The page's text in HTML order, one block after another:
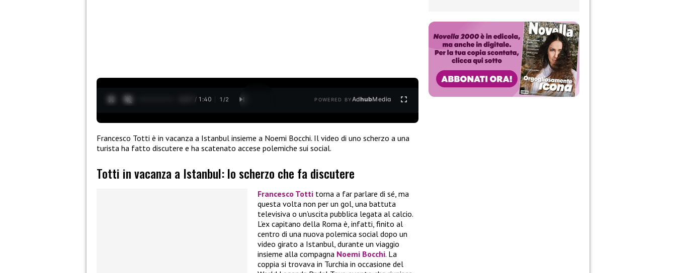
0:28 / 1:40 1 /2 POWERED BYAdhubMedia
Francesco Totti è in vacanza a Istanbul insieme a Noemi Bocchi. Il video di uno scherzo a una
turista ha fatto discutere e ha scatenato accese polemiche sui social.
Totti in vacanza a Istanbul: lo scherzo che fa discutere
Francesco Totti torna a far parlare di sé, ma
questa volta non per un gol, una battuta
televisiva o un’uscita pubblica legata al calcio.
L’ex capitano della Roma è, infatti, finito al
centro di una nuova polemica social dopo un
video girato a Istanbul, durante un viaggio
insieme alla compagna Noemi Bocchi. La
coppia si trovava in Turchia in occasione del